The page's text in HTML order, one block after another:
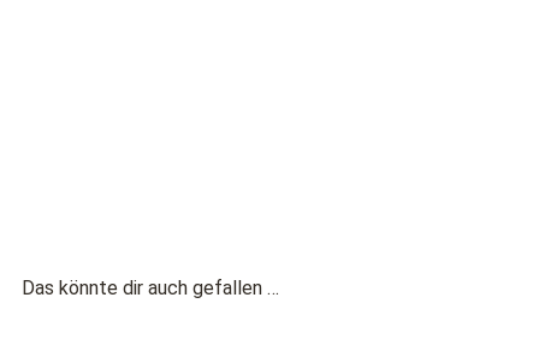
Das könnte dir auch gefallen …